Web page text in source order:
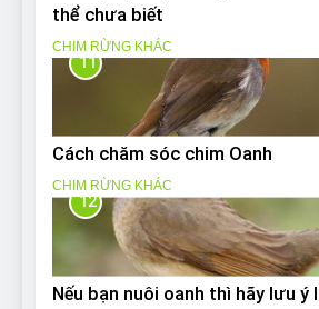
thể chưa biết
CHIM RỪNG KHÁC
11
Cách chăm sóc chim Oanh
CHIM RỪNG KHÁC
12
Nếu bạn nuôi oanh thì hãy lưu ý